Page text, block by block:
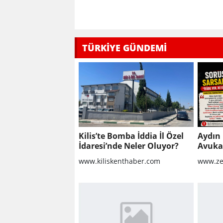
TÜRKİYE GÜNDEMİ
Kilis’te Bomba İddia İl Özel
İdaresi’nde Neler Oluyor?
www.kiliskenthaber.com